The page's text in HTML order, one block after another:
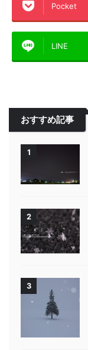
Pocket
LINE
おすすめ記事
1
2
3